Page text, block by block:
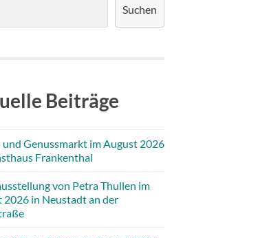
Suchen
Beiträge
Genussmarkt im August 2026
Frankenthal
von Petra Thullen im
2026 in Neustadt an der